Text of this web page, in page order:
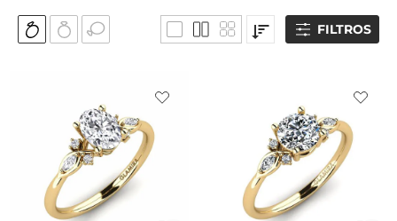
FILTROS